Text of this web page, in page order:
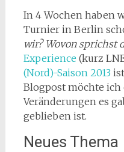
In 4 Wochen haben
Turnier in Berlin
wir? Wovon sprichst
Experience (kurz
(Nord)-Saison 2013ist
Blogpost möchte ich
Veränderungen es
geblieben ist.
Neues Thema